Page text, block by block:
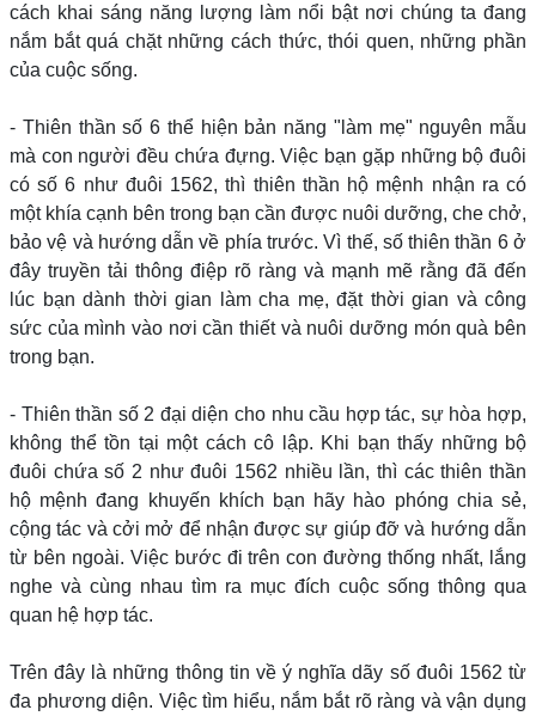
cách khai sáng năng lượng làm nổi bật nơi chúng ta đang
nắm bắt quá chặt những cách thức, thói quen, những phần
của cuộc sống.
- Thiên thần số 6 thể hiện bản năng "làm mẹ" nguyên mẫu
mà con người đều chứa đựng. Việc bạn gặp những bộ đuôi
có số 6 như đuôi 1562, thì thiên thần hộ mệnh nhận ra có
một khía cạnh bên trong bạn cần được nuôi dưỡng, che chở,
bảo vệ và hướng dẫn về phía trước. Vì thế, số thiên thần 6 ở
đây truyền tải thông điệp rõ ràng và mạnh mẽ rằng đã đến
lúc bạn dành thời gian làm cha mẹ, đặt thời gian và công
sức của mình vào nơi cần thiết và nuôi dưỡng món quà bên
trong bạn.
- Thiên thần số 2 đại diện cho nhu cầu hợp tác, sự hòa hợp,
không thể tồn tại một cách cô lập. Khi bạn thấy những bộ
đuôi chứa số 2 như đuôi 1562 nhiều lần, thì các thiên thần
hộ mệnh đang khuyến khích bạn hãy hào phóng chia sẻ,
cộng tác và cởi mở để nhận được sự giúp đỡ và hướng dẫn
từ bên ngoài. Việc bước đi trên con đường thống nhất, lắng
nghe và cùng nhau tìm ra mục đích cuộc sống thông qua
quan hệ hợp tác.
Trên đây là những thông tin về ý nghĩa dãy số đuôi 1562 từ
đa phương diện. Việc tìm hiểu, nắm bắt rõ ràng và vận dụng